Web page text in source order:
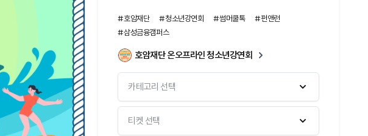
#호암재단 #청소년강연회 #썸머쿨톡
#펀앤런
#삼성금융캠퍼스
호암재단 온오프라인 청소년강연회
카테고리 선택
티켓 선택